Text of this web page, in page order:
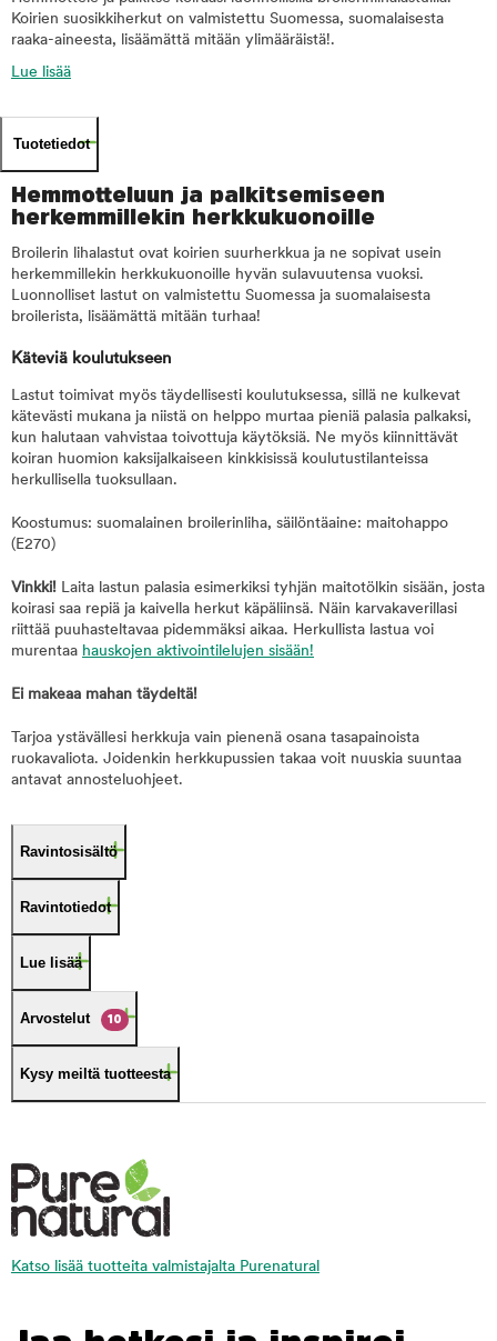
Koirien suosikkiherkut on valmistettu Suomessa, suomalaisesta
raaka-aineesta, lisäämättä mitään ylimääräistä!.
Lue lisää
Tuotetiedot
Hemmotteluun ja palkitsemiseen
herkemmillekin herkkukuonoille
Broilerin lihalastut ovat koirien suurherkkua ja ne sopivat usein
herkemmillekin herkkukuonoille hyvän sulavuutensa vuoksi.
Luonnolliset lastut on valmistettu Suomessa ja suomalaisesta
broilerista, lisäämättä mitään turhaa!
Käteviä koulutukseen
Lastut toimivat myös täydellisesti koulutuksessa, sillä ne kulkevat
kätevästi mukana ja niistä on helppo murtaa pieniä palasia palkaksi,
kun halutaan vahvistaa toivottuja käytöksiä. Ne myös kiinnittävät
koiran huomion kaksijalkaiseen kinkkisissä koulutustilanteissa
herkullisella tuoksullaan.
Koostumus: suomalainen broilerinliha, säilöntäaine: maitohappo
(E270)
Vinkki! Laita lastun palasia esimerkiksi tyhjän maitotölkin sisään, josta
koirasi saa repiä ja kaivella herkut käpäliinsä. Näin karvakaverillasi
riittää puuhasteltavaa pidemmäksi aikaa. Herkullista lastua voi
murentaa hauskojen aktivointilelujen sisään!
Ei makeaa mahan täydeltä!
Tarjoa ystävällesi herkkuja vain pienenä osana tasapainoista
ruokavaliota. Joidenkin herkkupussien takaa voit nuuskia suuntaa
antavat annosteluohjeet.
Ravintosisältö
Ravintotiedot
Lue lisää
Arvostelut 10
Kysy meiltä tuotteesta
Katso lisää tuotteita valmistajalta Purenatural